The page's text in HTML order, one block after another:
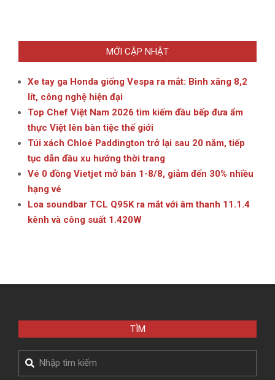
MỚI CẬP NHẬT
Xe tay ga Honda giống Vespa ra mắt: Bình xăng 8,2
lít, công nghệ hiện đại
Top Chef Việt Nam 2026 tìm kiếm đầu bếp đưa ẩm
thực Việt lên bàn tiệc thế giới
Túi xách Chloé Paddington trở lại sau 20 năm, tiếp
tục dẫn đầu xu hướng thời trang
Vé 0 đồng Vietjet mở bán 1-8/8, giảm đến 30% nhiều
hạng vé
Loa soundbar TCL Q95K ra mắt với âm thanh 11.1.4
kênh và công suất 1.420W
TÌM
Search